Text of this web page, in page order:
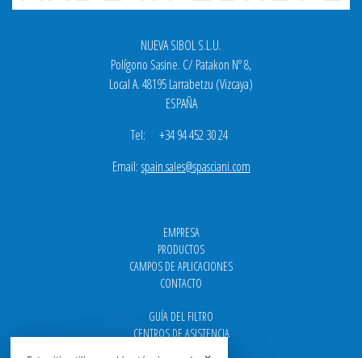
NUEVA SIBOL S.L.U.
Polígono Sasine. C/ Patakon Nº 8,
Local A. 48195 Larrabetzu (Vizcaya)
ESPAÑA
Tel: +34 94 452 30 24
Email: spain.sales@spasciani.com
EMPRESA
PRODUCTOS
CAMPOS DE APLICACIONES
CONTACTO
GUÍA DEL FILTRO
CENTROS DE ASISTENCIA